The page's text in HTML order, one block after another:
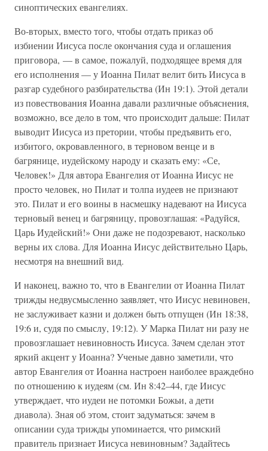
синоптических евангелиях.
Во-вторых, вместо того, чтобы отдать приказ об
избиении Иисуса после окончания суда и оглашения
приговора, — в самое, пожалуй, подходящее время для
его исполнения — у Иоанна Пилат велит бить Иисуса в
разгар судебного разбирательства (Ин 19:1). Этой детали
из повествования Иоанна давали различные объяснения,
возможно, все дело в том, что происходит дальше: Пилат
выводит Иисуса из претории, чтобы предъявить его,
избитого, окровавленного, в терновом венце и в
багрянице, иудейскому народу и сказать ему: «Се,
Человек!» Для автора Евангелия от Иоанна Иисус не
просто человек, но Пилат и толпа иудеев не признают
это. Пилат и его воины в насмешку надевают на Иисуса
терновый венец и багряницу, провозглашая: «Радуйся,
Царь Иудейский!» Они даже не подозревают, насколько
верны их слова. Для Иоанна Иисус действительно Царь,
несмотря на внешний вид.
И наконец, важно то, что в Евангелии от Иоанна Пилат
трижды недвусмысленно заявляет, что Иисус невиновен,
не заслуживает казни и должен быть отпущен (Ин 18:38,
19:6 и, судя по смыслу, 19:12). У Марка Пилат ни разу не
провозглашает невиновность Иисуса. Зачем сделан этот
яркий акцент у Иоанна? Ученые давно заметили, что
автор Евангелия от Иоанна настроен наиболее враждебно
по отношению к иудеям (см. Ин 8:42–44, где Иисус
утверждает, что иудеи не потомки Божьи, а дети
диавола). Зная об этом, стоит задуматься: зачем в
описании суда трижды упоминается, что римский
правитель признает Иисуса невиновным? Задайтесь